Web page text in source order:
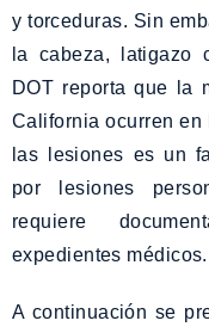
y torceduras. Sin
la cabeza, latigazo
DOT reporta que la
California ocurren
las lesiones es un
por lesiones
requiere
expedientes médicos.
A continuación se